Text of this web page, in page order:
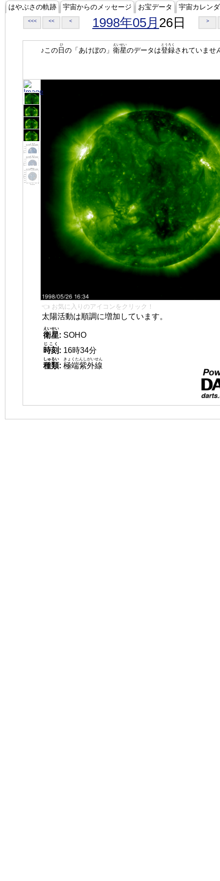
はやぶさの軌跡 宇宙からのメッセージ お宝データ 宇宙カレン
<<< << < 1998年05月 26日 >
♪この日
ひ
の「あけぼの」 衛星
えいせい
のデータは登録
とうろく
されていませ
👈 お気に入りのアイコンをクリック！
太陽活動は順調に増加しています。
衛星
えいせい
: SOHO
時刻
じこく
: 16時34分
種類
しゅるい
: 極端紫外線
きょくたんしがいせん